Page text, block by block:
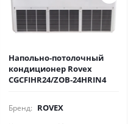
Напольно-потолочный
кондиционер Rovex
CGCFIHR24/ZOB-24HRIN4
Бренд: ROVEX